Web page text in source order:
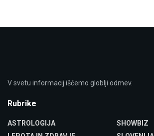
V svetu informacij iščemo globlji odmev.
Rubrike
ASTROLOGIJA
SHOWBIZ